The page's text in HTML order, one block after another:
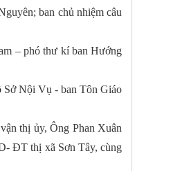
ban chủ nhiệm câu
– phó thư kí ban Hướng
Sở Nội Vụ - ban Tôn Giáo
thị ủy, Ông Phan Xuân
ĐT thị xã Sơn Tây, cùng